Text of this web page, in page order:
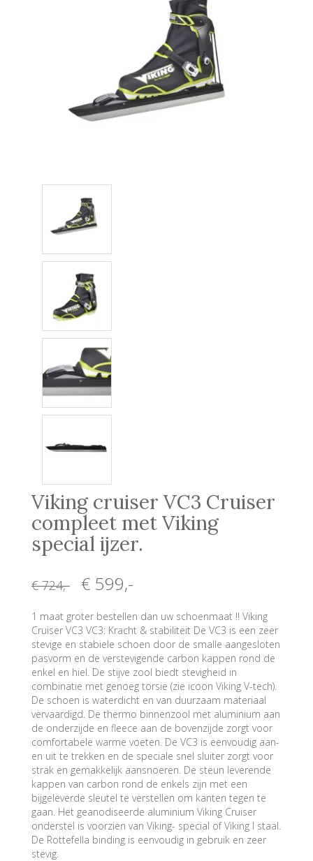
Viking cruiser VC3 Cruiser
compleet met Viking
special ijzer.
€ 724,- € 599,-
1 maat groter bestellen dan uw schoenmaat !! Viking
Cruiser VC3 VC3: Kracht & stabiliteit De VC3 is een zeer
stevige en stabiele schoen door de smalle aangesloten
pasvorm en de verstevigende carbon kappen rond de
enkel en hiel. De stijve zool biedt stevigheid in
combinatie met genoeg torsie (zie icoon Viking V-tech).
De schoen is waterdicht en van duurzaam materiaal
vervaardigd. De thermo binnenzool met aluminium aan
de onderzijde en fleece aan de bovenzijde zorgt voor
comfortabele warme voeten. De VC3 is eenvoudig aan-
en uit te trekken en de speciale snel sluiter zorgt voor
strak en gemakkelijk aansnoeren. De steun leverende
kappen van carbon rond de enkels zijn met een
bijgeleverde sleutel te verstellen om kanten tegen te
gaan. Het geanodiseerde aluminium Viking Cruiser
onderstel is voorzien van Viking- special of Viking I staal.
De Rottefella binding is eenvoudig in gebruik en zeer
stevig.